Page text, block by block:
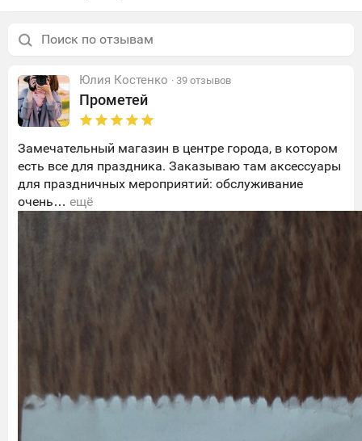
Юлия Костенко · 39 отзывов
Прометей
Замечательный магазин в центре города, в котором
есть все для праздника. Заказываю там аксессуары
для праздничных мероприятий: обслуживание
очень… ещё